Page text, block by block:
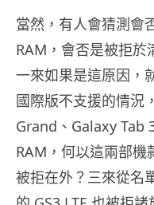
當然，有人會猜測會
RAM，會否是被拒於
一來如果是這原因，
國際版不支援的情況
Grand、Galaxy Tab
RAM，何以這兩部機
被拒在外？三來從名